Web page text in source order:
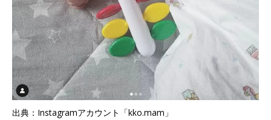
出典：Instagramアカウント「kko.mam」